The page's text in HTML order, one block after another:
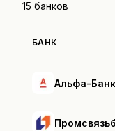
15 банков
БАНК
Альфа-Банк